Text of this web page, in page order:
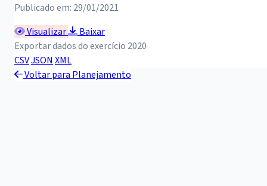
Publicado em: 29/01/2021
Visualizar
Baixar
Exportar dados do exercício 2020
CSVJSON XML
Voltar para Planejamento